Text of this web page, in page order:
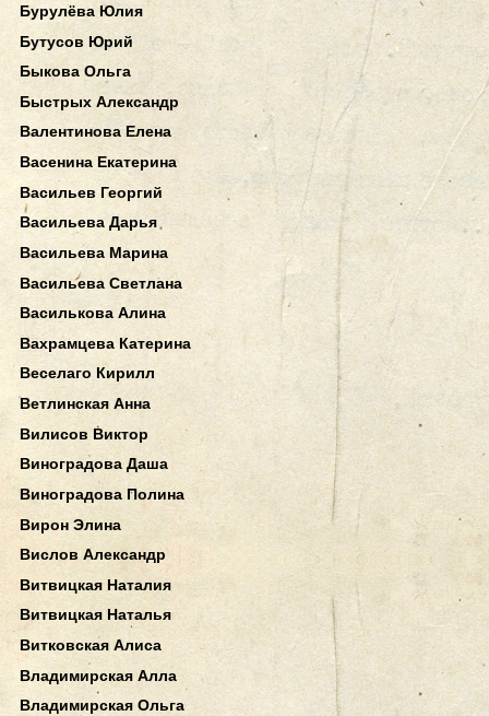
Бурулёва Юлия
Бутусов Юрий
Быкова Ольга
Быстрых Александр
Валентинова Елена
Васенина Екатерина
Васильев Георгий
Васильева Дарья
Васильева Марина
Васильева Светлана
Василькова Алина
Вахрамцева Катерина
Веселаго Кирилл
Ветлинская Анна
Вилисов Виктор
Виноградова Даша
Виноградова Полина
Вирон Элина
Вислов Александр
Витвицкая Наталия
Витвицкая Наталья
Витковская Алиса
Владимирская Алла
Владимирская Ольга